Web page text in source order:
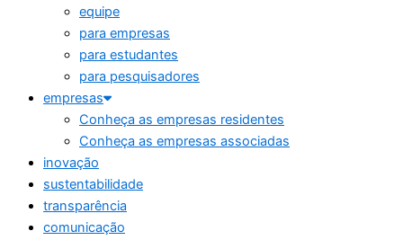
equipe
para empresas
para estudantes
para pesquisadores
empresas
Conheça as empresas residentes
Conheça as empresas associadas
inovação
sustentabilidade
transparência
comunicação